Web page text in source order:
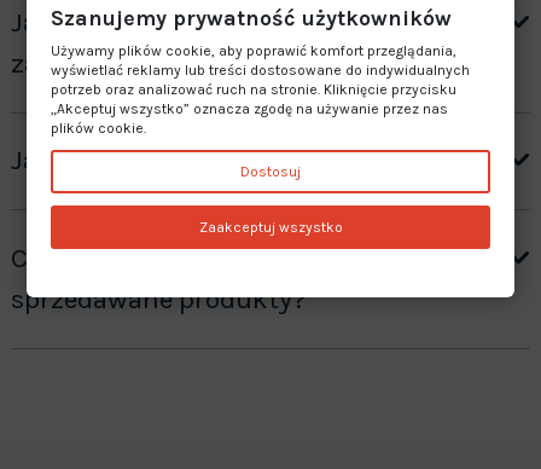
Jak otrzymać wycenę produktów ”na
zamówienie”?
Jaki jest czas realizacji zamówienia?
Czy oferujecie gwarancję na
sprzedawane produkty?
Szanujemy prywatność użytkowników
Używamy plików cookie, aby poprawić komfort przeglądania,
wyświetlać reklamy lub treści dostosowane do indywidualnych
potrzeb oraz analizować ruch na stronie. Kliknięcie przycisku
„Akceptuj wszystko” oznacza zgodę na używanie przez nas
plików cookie.
Dostosuj
Zaakceptuj wszystko